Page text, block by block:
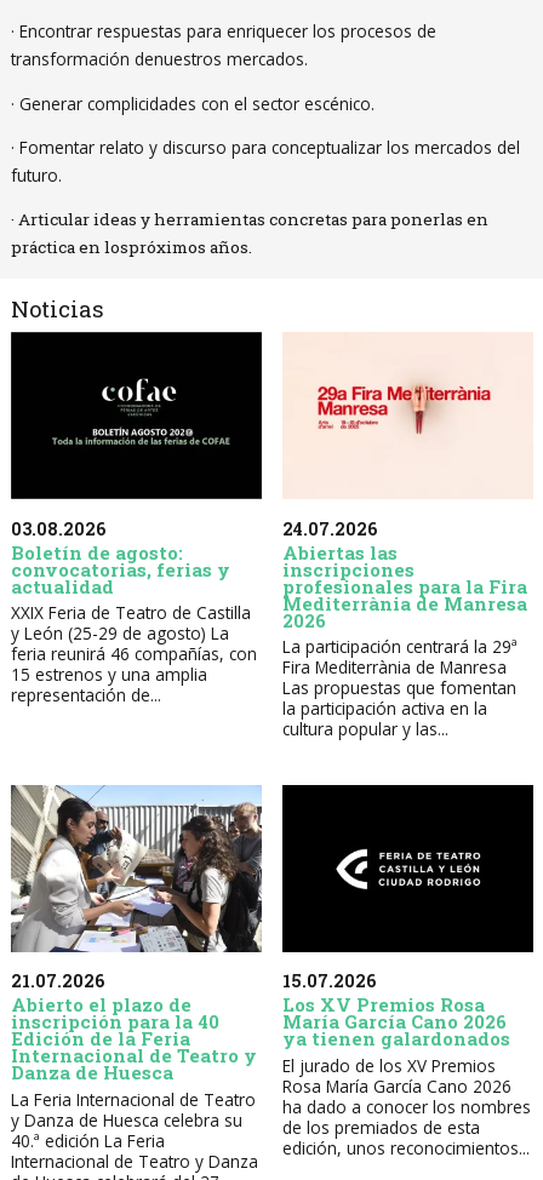
· Encontrar respuestas para enriquecer los procesos de
transformación denuestros mercados.
· Generar complicidades con el sector escénico.
· Fomentar relato y discurso para conceptualizar los mercados del
futuro.
· Articular ideas y herramientas concretas para ponerlas en
práctica en lospróximos años.
Noticias
03.08.2026
Boletín de agosto:
convocatorias, ferias y
actualidad
XXIX Feria de Teatro de Castilla
y León (25-29 de agosto) La
feria reunirá 46 compañías, con
15 estrenos y una amplia
representación de...
24.07.2026
Abiertas las
inscripciones
profesionales para la Fira
Mediterrània de Manresa
2026
La participación centrará la 29ª
Fira Mediterrània de Manresa
Las propuestas que fomentan
la participación activa en la
cultura popular y las...
21.07.2026
Abierto el plazo de
inscripción para la 40
Edición de la Feria
Internacional de Teatro y
Danza de Huesca
La Feria Internacional de Teatro
y Danza de Huesca celebra su
40.ª edición La Feria
Internacional de Teatro y Danza
15.07.2026
Los XV Premios Rosa
María García Cano 2026
ya tienen galardonados
El jurado de los XV Premios
Rosa María García Cano 2026
ha dado a conocer los nombres
de los premiados de esta
edición, unos reconocimientos...